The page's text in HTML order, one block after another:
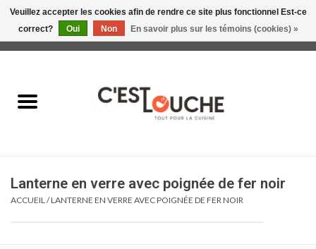
Table & Présentation
Boire
Lanterne en verre avec poignée de fer noir
ACCUEIL /LANTERNE EN VERRE AVEC POIGNÉE DE FER NOIR
Veuillez accepter les cookies afin de rendre ce site plus fonctionnel Est-ce
correct?
Oui Non En savoir plus sur les témoins (cookies) »